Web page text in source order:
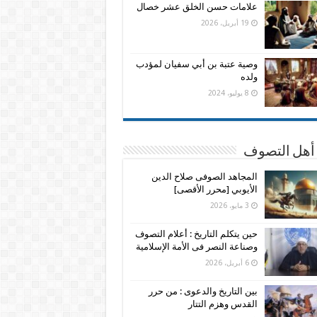
علامات حسن الخلق عشر خصال
19 أبريل، 2026
وصية عتبة بن أبي سفيان لمؤدب
ولده
8 يوليو، 2024
أهل التصوف
المجاهد الصوفى صلاح الدين
الأيوبي [محرر الأقصى]
3 مايو، 2026
حين يتكلم التاريخ : أعلام التصوف
وصناعة النصر فى الأمة الإسلامية
6 أبريل، 2026
بين التاريخ والدعوى : من حرر
القدس وهزم التتار